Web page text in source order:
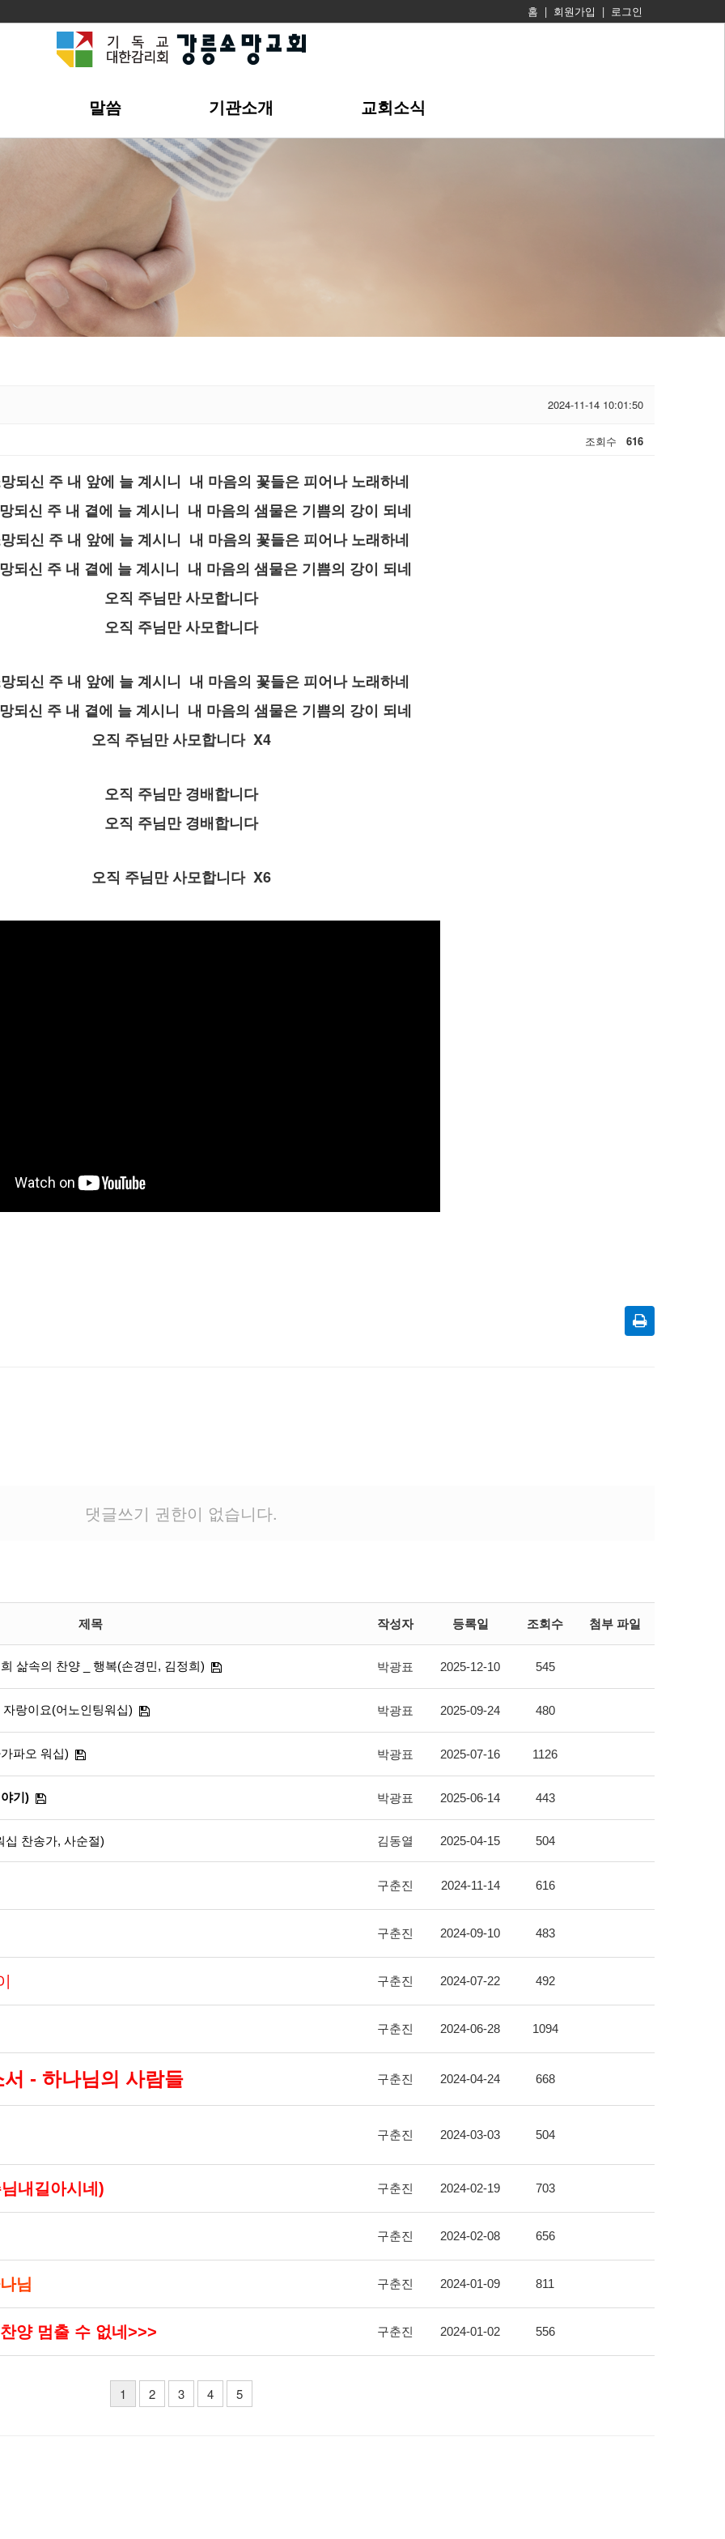
홈 | 회원가입 | 로그인
말씀 기관소개 교회소식
2024-11-14 10:01:50
조회수 616
되신 주 내 앞에 늘 계시니 내 마음의 꽃들은 피어나 노래하네
되신 주 내 곁에 늘 계시니 내 마음의 샘물은 기쁨의 강이 되네
되신 주 내 앞에 늘 계시니 내 마음의 꽃들은 피어나 노래하네
되신 주 내 곁에 늘 계시니 내 마음의 샘물은 기쁨의 강이 되네
오직 주님만 사모합니다
오직 주님만 사모합니다
되신 주 내 앞에 늘 계시니 내 마음의 꽃들은 피어나 노래하네
되신 주 내 곁에 늘 계시니 내 마음의 샘물은 기쁨의 강이 되네
오직 주님만 사모합니다 X4
오직 주님만 경배합니다
오직 주님만 경배합니다
오직 주님만 사모합니다 X6
댓글쓰기 권한이 없습니다.
제목 작성자 등록일 조회수 첨부 파일
삶속의 찬양 _ 행복(손경민, 김정희) 박광표 2025-12-10 545
랑이요(어노인팅워십) 박광표 2025-09-24 480
파오 워십) 박광표 2025-07-16 1126
기) 박광표 2025-06-14 443
십 찬송가, 사순절) 김동열 2025-04-15 504
구춘진 2024-11-14 616
구춘진 2024-09-10 483
구춘진 2024-07-22 492
구춘진 2024-06-28 1094
- 하나님의 사람들 구춘진 2024-04-24 668
구춘진 2024-03-03 504
내길아시네) 구춘진 2024-02-19 703
구춘진 2024-02-08 656
님 구춘진 2024-01-09 811
양 멈출 수 없네>>> 구춘진 2024-01-02 556
1 2 3 4 5